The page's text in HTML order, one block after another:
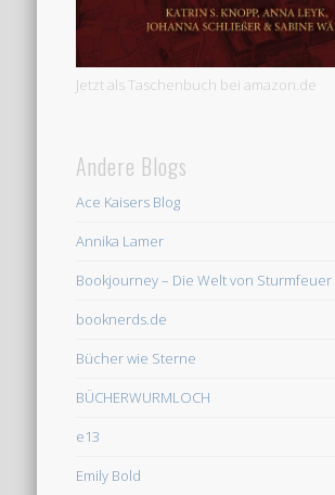
Jetzt als Taschenbuch bei amazon.de
Andere Blogs
Ace Kaisers Blog
Annika Lamer
Bookjourney – Die Welt von Sturmfeuer
booknerds.de
Bücher wie Sterne
BÜCHERWURMLOCH
e13
Emily Bold